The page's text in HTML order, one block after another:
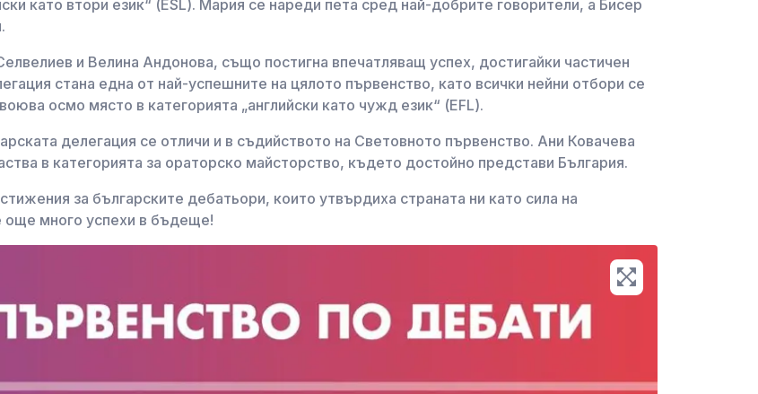
като втори език“ (ESL). Мария се нареди пета сред най-добрите говорители, а Бисер
и Велина Андонова, също постигна впечатляващ успех, достигайки частичен
стана една от най-успешните на цялото първенство, като всички нейни отбори се
осмо място в категорията „английски като чужд език“ (EFL).
делегация се отличи и в съдийството на Световното първенство. Ани Ковачева
в категорията за ораторско майсторство, където достойно представи България.
за българските дебатьори, които утвърдиха страната ни като сила на
много успехи в бъдеще!